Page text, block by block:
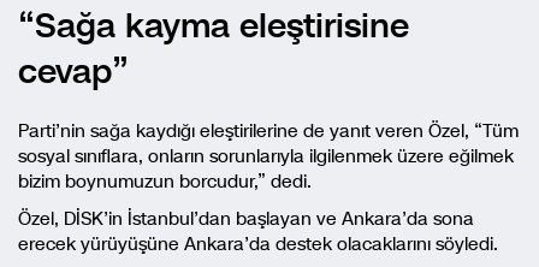
“Sağa kayma eleştirisine
cevap”
Parti’nin sağa kaydığı eleştirilerine de yanıt veren Özel, “Tüm
sosyal sınıflara, onların sorunlarıyla ilgilenmek üzere eğilmek
bizim boynumuzun borcudur,” dedi.
Özel, DİSK’in İstanbul’dan başlayan ve Ankara’da sona
erecek yürüyüşüne Ankara’da destek olacaklarını söyledi.